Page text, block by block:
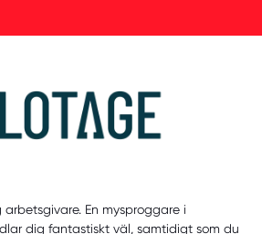
En mysproggare i
dig fantastiskt väl, samtidigt som du